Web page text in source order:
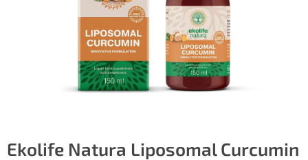
Ekolife Natura Liposomal Curcumin